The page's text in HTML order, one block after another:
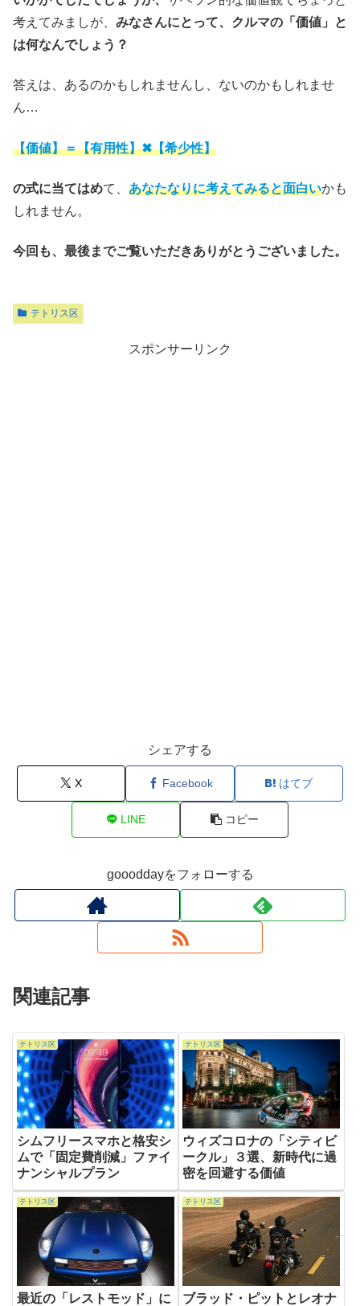
考えてみましが、 みなさんにとって、クルマの「価値」と
は何なんでしょう？
答えは、あるのかもしれませんし、ないのかもしれませ
ん…
【価値】＝【有用性】✖【希少性】
の式に当てはめて、 あなたなりに考えてみると面白いかも
しれません。
今回も、最後までご覧いただきありがとうございました。
テトリス区
スポンサーリンク
シェアする
X Facebook はてブ
LINE コピー
goooddayをフォローする
関連記事
テトリス区
シムフリースマホと格安シ
ムで「固定費削減」ファイ
ナンシャルプラン
テトリス区
ウィズコロナの「シティビ
ークル」３選、新時代に過
密を回避する価値
テトリス区
最近の「レストモッド」に
テトリス区
ブラッド・ピットとレオナ